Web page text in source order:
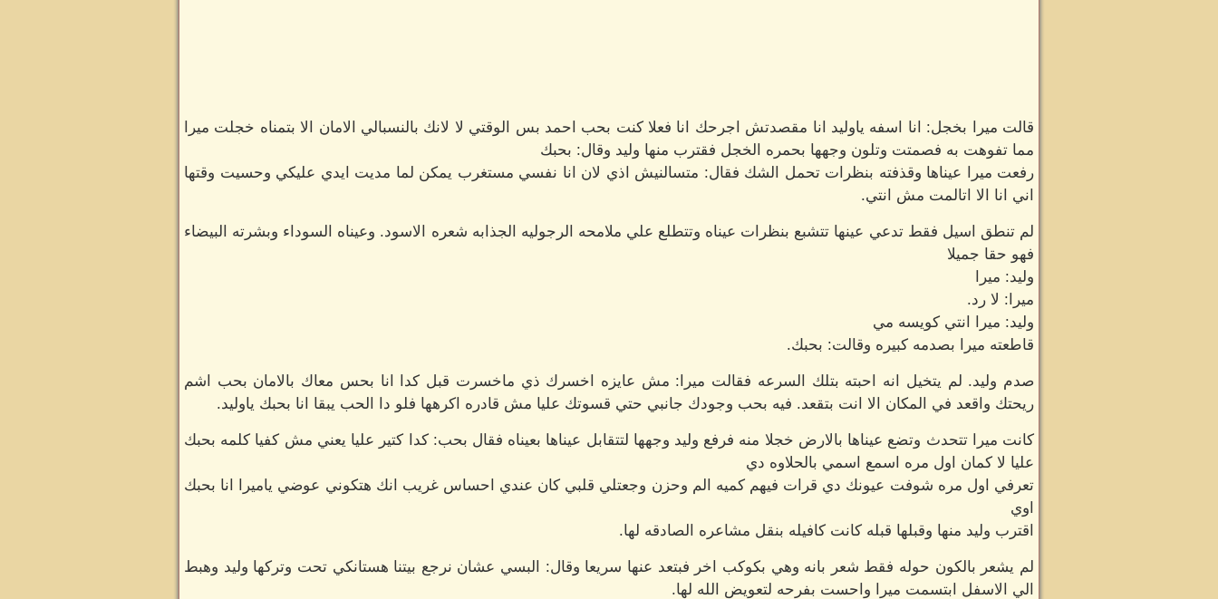
قالت ميرا بخجل: انا اسفه ياوليد انا مقصدتش اجرحك انا فعلا كنت بحب احمد بس الوقتي لا لانك بالنسبالي الامان الا بتمناه خجلت ميرا
مما تفوهت به فصمتت وتلون وجهها بحمره الخجل فقترب منها وليد وقال: بحبك
رفعت ميرا عيناها وقذفته بنظرات تحمل الشك فقال: متسالنيش اذي لان انا نفسي مستغرب يمكن لما مديت ايدي عليكي وحسيت وقتها
اني انا الا اتالمت مش انتي.
لم تنطق اسيل فقط تدعي عينها تتشبع بنظرات عيناه وتتطلع علي ملامحه الرجوليه الجذابه شعره الاسود. وعيناه السوداء وبشرته البيضاء
فهو حقا جميلا
وليد: ميرا
ميرا: لا رد.
وليد: ميرا انتي كويسه مي
قاطعته ميرا بصدمه كبيره وقالت: بحبك.
صدم وليد. لم يتخيل انه احبته بتلك السرعه فقالت ميرا: مش عايزه اخسرك ذي ماخسرت قبل كدا انا بحس معاك بالامان بحب اشم
ريحتك واقعد في المكان الا انت بتقعد. فيه بحب وجودك جانبي حتي قسوتك عليا مش قادره اكرهها فلو دا الحب يبقا انا بحبك ياوليد.
كانت ميرا تتحدث وتضع عيناها بالارض خجلا منه فرفع وليد وجهها لتتقابل عيناها بعيناه فقال بحب: كدا كتير عليا يعني مش كفيا كلمه بحبك
عليا لا كمان اول مره اسمع اسمي بالحلاوه دي
تعرفي اول مره شوفت عيونك دي قرات فيهم كميه الم وحزن وجعتلي قلبي كان عندي احساس غريب انك هتكوني عوضي ياميرا انا بحبك
اوي
اقترب وليد منها وقبلها قبله كانت كافيله بنقل مشاعره الصادقه لها.
لم يشعر بالكون حوله فقط شعر بانه وهي بكوكب اخر فبتعد عنها سريعا وقال: البسي عشان نرجع بيتنا هستانكي تحت وتركها وليد وهبط
الي الاسفل ابتسمت ميرا واحست بفرحه لتعويض الله لها.